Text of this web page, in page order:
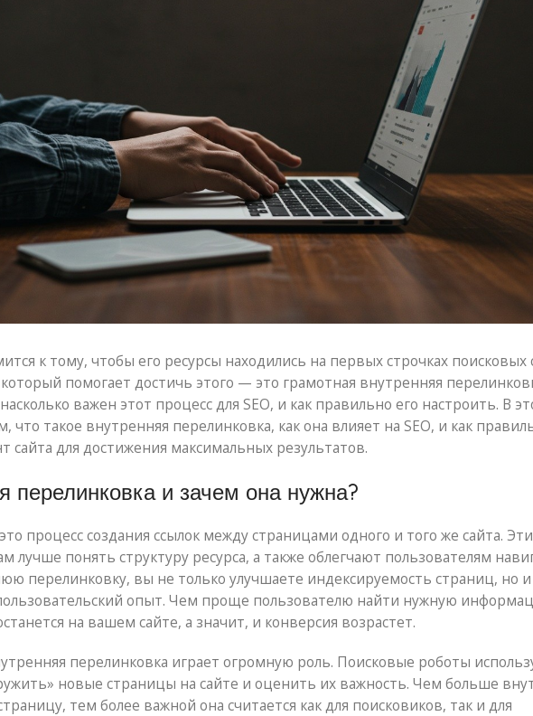
к тому, чтобы его ресурсы находились на первых строчках поисковых
помогает достичь этого — это грамотная внутренняя
важен этот процесс для SEO, и как правильно его настроить. В
такое внутренняя перелинковка, как она влияет на SEO, и как
сайта для достижения максимальных результатов.
перелинковка и зачем она нужна?
процесс создания ссылок между страницами одного и того же сайта.
лучше понять структуру ресурса, а также облегчают пользователям
перелинковку, вы не только улучшаете индексируемость страниц, но и
опыт. Чем проще пользователю найти нужную
на вашем сайте, а значит, и конверсия возрастет.
перелинковка играет огромную роль. Поисковые роботы
новые страницы на сайте и оценить их важность. Чем больше
тем более важной она считается как для поисковиков, так и для